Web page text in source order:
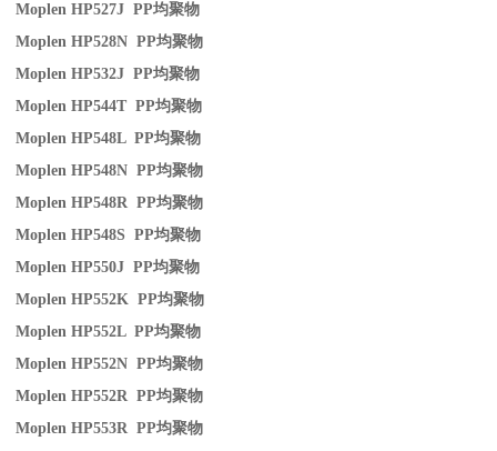
Moplen HP527J PP均聚物
Moplen HP528N PP均聚物
Moplen HP532J PP均聚物
Moplen HP544T PP均聚物
Moplen HP548L PP均聚物
Moplen HP548N PP均聚物
Moplen HP548R PP均聚物
Moplen HP548S PP均聚物
Moplen HP550J PP均聚物
Moplen HP552K PP均聚物
Moplen HP552L PP均聚物
Moplen HP552N PP均聚物
Moplen HP552R PP均聚物
Moplen HP553R PP均聚物